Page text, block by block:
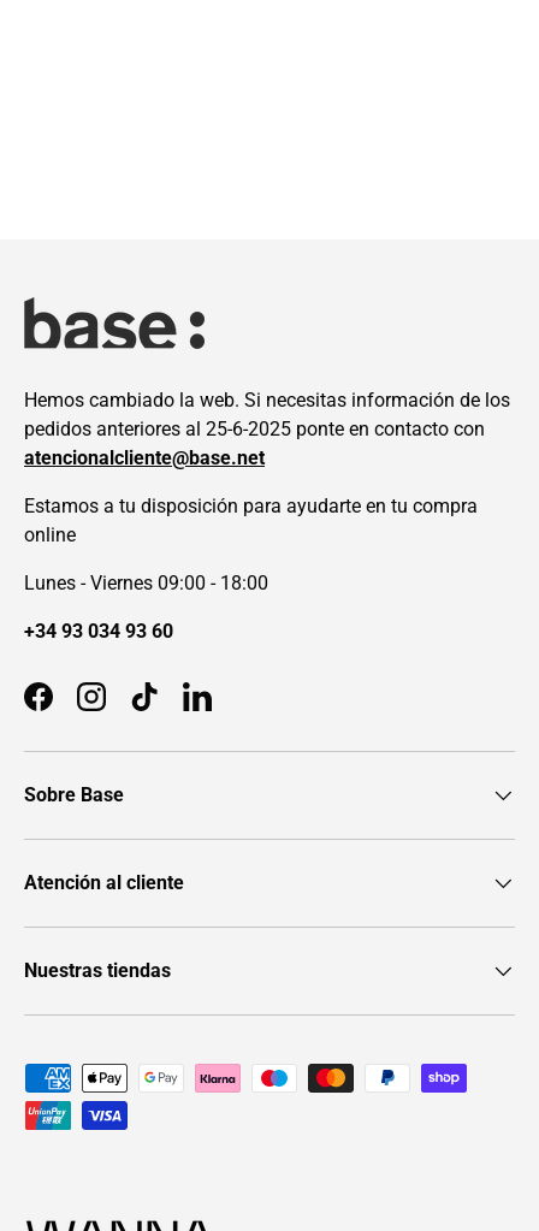
Hemos cambiado la web. Si necesitas información de los
pedidos anteriores al 25-6-2025 ponte en contacto con
atencionalcliente@base.net
Estamos a tu disposición para ayudarte en tu compra
online
Lunes - Viernes 09:00 - 18:00
+34 93 034 93 60
FacebookInstagramTikTokLinkedIn
Sobre Base
Atención al cliente
Nuestras tiendas
Formas de pago aceptadas